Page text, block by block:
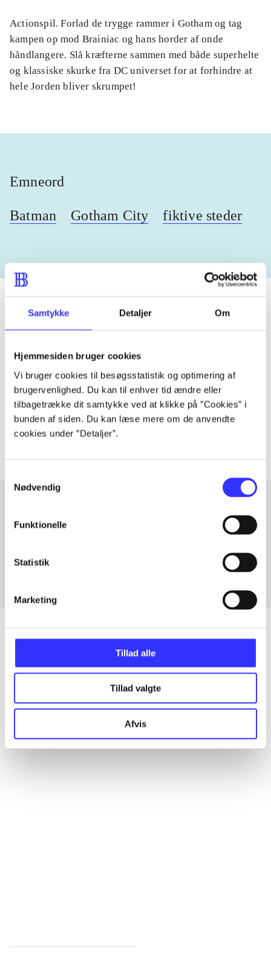
Samtykke Detaljer Om
Hjemmesiden bruger cookies
Vi bruger cookies til besøgsstatistik og optimering af
brugervenlighed. Du kan til enhver tid ændre eller
tilbagetrække dit samtykke ved at klikke på ”Cookies” i
bunden af siden. Du kan læse mere om de anvendte
cookies under ”Detaljer”.
Nødvendig
Funktionelle
Statistik
Marketing
Tillad alle
Tillad valgte
Afvis
Actionspil. Forlad de trygge rammer i Gotham og tag
kampen op mod Brainiac og hans horder af onde
håndlangere. Slå kræfterne sammen med både superhelte
og klassiske skurke fra DC universet for at forhindre at
hele Jorden bliver skrumpet!
Emneord
Batman Gotham City fiktive steder
Artiklen er en del af
lorem ipsum dolor sit amet ...
Tidsskrift
Artiklerne i handler ofte om
Artikler med samme emner
Artikler
Alle registrerede artikler fordelt på udgivelser